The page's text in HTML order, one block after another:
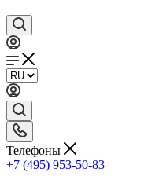
Телефоны
+7 (495) 953-50-83